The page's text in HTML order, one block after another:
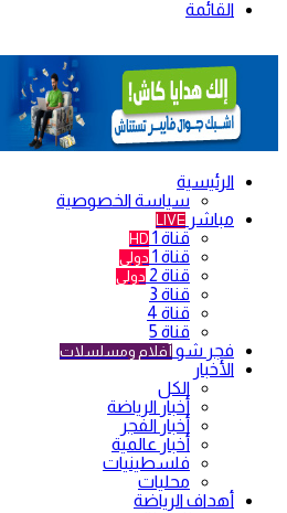
القائمة
الرئيسية
سياسة الخصوصية
مباشر LIVE
قناة 1 HD
قناة 1 دولي
قناة 2 دولي
قناة 3
قناة 4
قناة 5
فجر شو أفلام ومسلسلات
الأخبار
الكل
أخبار الرياضة
أخبار الفجر
أخبار عالمية
فلسطينيات
محليات
أهداف الرياضة